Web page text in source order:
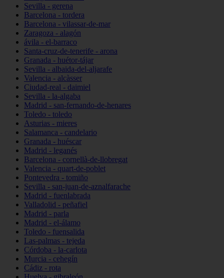
Sevilla - gerena
Barcelona - tordera
Barcelona - vilassar-de-mar
Zaragoza - alagón
ávila - el-barraco
Santa-cruz-de-tenerife - arona
Granada - huétor-tájar
Sevilla - albaida-del-aljarafe
Valencia - alcàsser
Ciudad-real - daimiel
Sevilla - la-algaba
Madrid - san-fernando-de-henares
Toledo - toledo
Asturias - mieres
Salamanca - candelario
Granada - huéscar
Madrid - leganés
Barcelona - cornellà-de-llobregat
Valencia - quart-de-poblet
Pontevedra - tomiño
Sevilla - san-juan-de-aznalfarache
Madrid - fuenlabrada
Valladolid - peñafiel
Madrid - parla
Madrid - el-álamo
Toledo - fuensalida
Las-palmas - tejeda
Córdoba - la-carlota
Murcia - cehegín
Cádiz - rota